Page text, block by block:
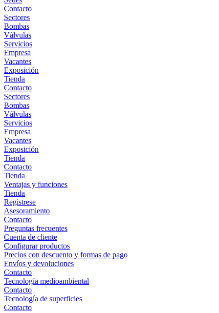
Contacto
Sectores
Bombas
Válvulas
Servicios
Empresa
Vacantes
Exposición
Tienda
Contacto
Sectores
Bombas
Válvulas
Servicios
Empresa
Vacantes
Exposición
Tienda
Contacto
Tienda
Ventajas y funciones
Tienda
Regístrese
Asesoramiento
Contacto
Preguntas frecuentes
Cuenta de cliente
Configurar productos
Precios con descuento y formas de pago
Envíos y devoluciones
Contacto
Tecnología medioambiental
Contacto
Tecnología de superficies
Contacto